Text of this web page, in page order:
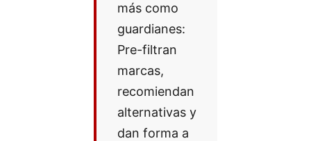
más como
guardianes:
Pre-filtran
marcas,
recomiendan
alternativas y
dan forma a